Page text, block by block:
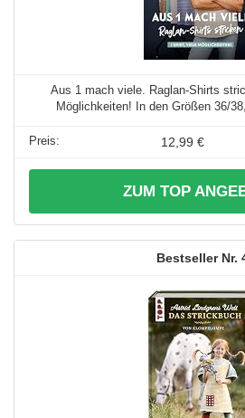
Aus 1 mach viele. Raglan-Shirts
Möglichkeiten! In den Größen 36/
12,99 €
ZUM TOP